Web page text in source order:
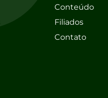
Conteúdo
Filiados
Contato